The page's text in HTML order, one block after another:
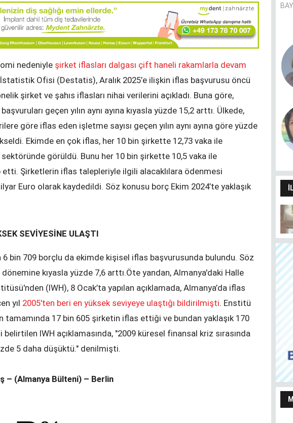
nedeniyle şirket iflasları dalgası çift haneli rakamlarla devam
Ofisi (Destatis), Aralık 2025’e ilişkin iflas başvurusu öncü
şirket ve şahıs iflasları nihai verilerini açıkladı. Buna göre,
geçen yılın aynı ayına kıyasla yüzde 15,2 arttı. Ülkede,
göre iflas eden işletme sayısı geçen yılın aynı ayına göre yüzde
Ekimde en çok iflas, her 10 bin şirkette 12,73 vaka ile
sektöründe görüldü. Bunu her 10 bin şirkette 10,5 vaka ile
Şirketlerin iflas talepleriyle ilgili alacaklılara ödenmesi
Euro olarak kaydedildi. Söz konusu borç Ekim 2024’te yaklaşık
SEVİYESİNE ULAŞTI
6 bin 709 borçlu da ekimde kişisel iflas başvurusunda bulundu. Söz
kıyasla yüzde 7,6 arttı.Öte yandan, Almanya'daki Halle
(IWH), 8 Ocak’ta yapılan açıklamada, Almanya’da iflas
yıl 2005'ten beri en yüksek seviyeye ulaştığı bildirilmişti. Enstitü
tamamında 17 bin 605 şirketin iflas ettiği ve bundan yaklaşık 170
IWH açıklamasında, "2009 küresel finansal kriz sırasında
5 daha düşüktü." denilmişti.
– (Almanya Bülteni) – Berlin
- (k)ein Zusammenhang?
CANER AVER
sınırlarıdır
HÜLYA SANCAK
Almanya’da taşınmaz satmayı ve almayı
düşünenler bu haberi okusun